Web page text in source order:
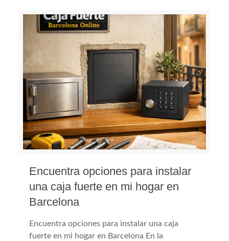
Encuentra opciones para instalar
una caja fuerte en mi hogar en
Barcelona
Encuentra opciones para instalar una caja
fuerte en mi hogar en Barcelona En la